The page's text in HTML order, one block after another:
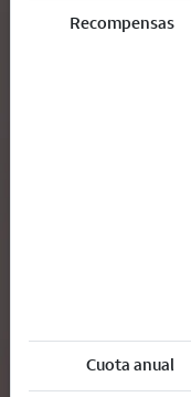
Recompensas
Cuota anual